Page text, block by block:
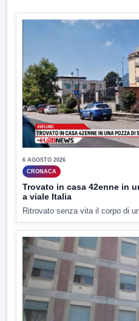
6 AGOSTO 2026
CRONACA
Trovato in casa 42enne in
a viale Italia
Ritrovato senza vita il corpo di